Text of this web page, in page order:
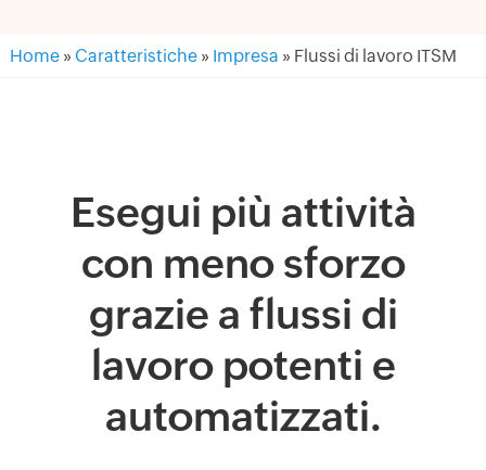
Home» Caratteristiche» Impresa » Flussi di lavoro ITSM
Esegui più attività
con meno sforzo
grazie a flussi di
lavoro potenti e
automatizzati.